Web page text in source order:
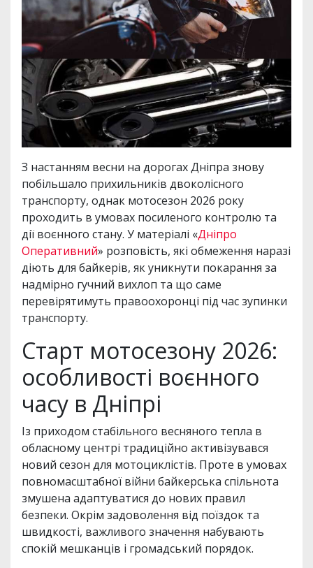
З настанням весни на дорогах Дніпра знову
побільшало прихильників двоколісного
транспорту, однак мотосезон 2026 року
проходить в умовах посиленого контролю та
дії воєнного стану. У матеріалі «Дніпро
Оперативний» розповість, які обмеження наразі
діють для байкерів, як уникнути покарання за
надмірно гучний вихлоп та що саме
перевірятимуть правоохоронці під час зупинки
транспорту.
Старт мотосезону 2026:
особливості воєнного
часу в Дніпрі
Із приходом стабільного весняного тепла в
обласному центрі традиційно активізувався
новий сезон для мотоциклістів. Проте в умовах
повномасштабної війни байкерська спільнота
змушена адаптуватися до нових правил
безпеки. Окрім задоволення від поїздок та
швидкості, важливого значення набувають
спокій мешканців і громадський порядок.